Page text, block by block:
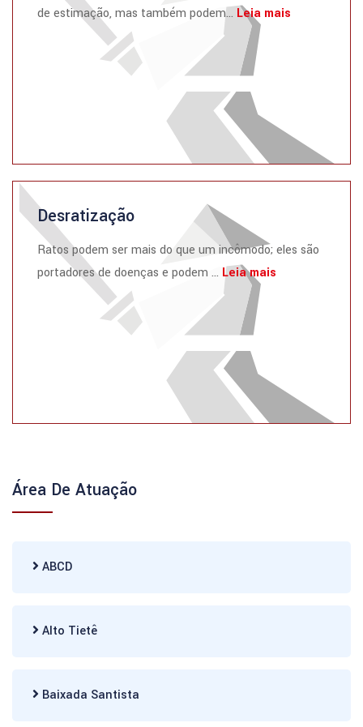
de estimação, mas também podem... Leia mais
Desratização
Ratos podem ser mais do que um incômodo; eles são
portadores de doenças e podem ... Leia mais
Área De Atuação
ABCD
Alto Tietê
Baixada Santista